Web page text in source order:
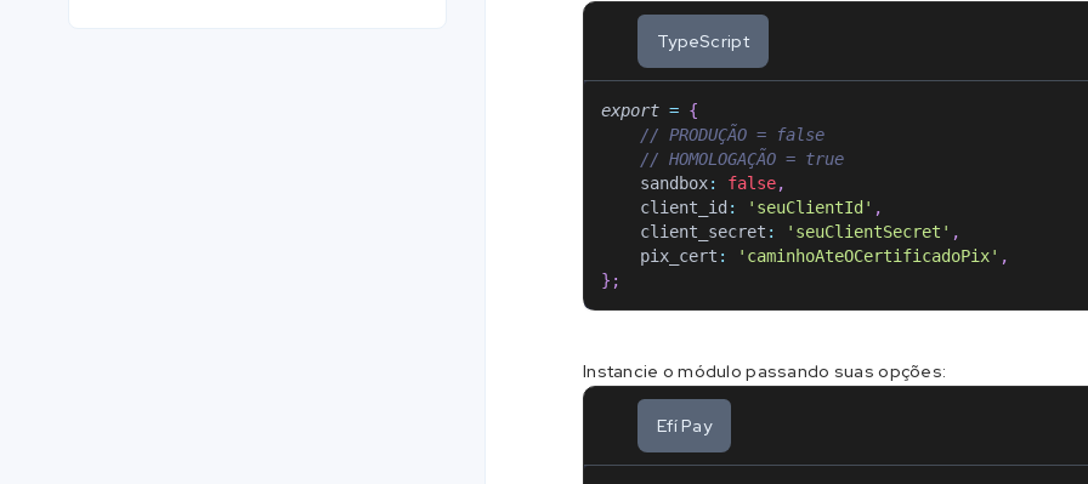
TypeScript
export = {
// PRODUÇÃO = false
// HOMOLOGAÇÃO = true
sandbox: false,
client_id : 'seuClientId' ,
client_secret : 'seuClientSecret' ,
pix_cert : 'caminhoAteOCertificadoPix' ,
} ;
Instancie o módulo passando suas opções:
Efí Pay